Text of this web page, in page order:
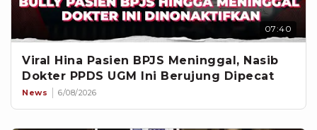
07:40
Viral Hina Pasien BPJS Meninggal, Nasib
Dokter PPDS UGM Ini Berujung Dipecat
News 6/08/2026